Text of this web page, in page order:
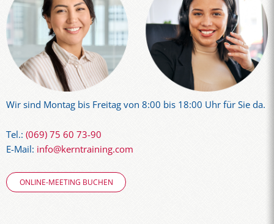
Wir sind Montag bis Freitag von 8:00 bis 18:00 Uhr für Sie da.
Tel.: (069) 75 60 73-90
E-Mail: info@kerntraining.com
ONLINE-MEETING BUCHEN